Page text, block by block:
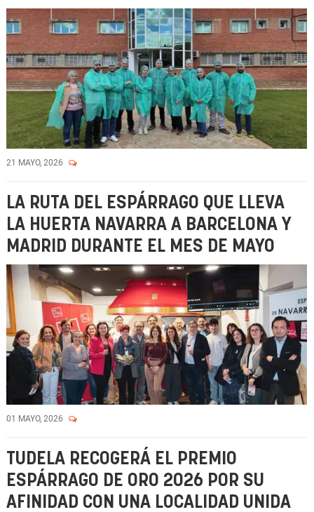
21 MAYO, 2026
LA RUTA DEL ESPÁRRAGO QUE LLEVA
LA HUERTA NAVARRA A BARCELONA Y
MADRID DURANTE EL MES DE MAYO
01 MAYO, 2026
TUDELA RECOGERÁ EL PREMIO
ESPÁRRAGO DE ORO 2026 POR SU
AFINIDAD CON UNA LOCALIDAD UNIDA